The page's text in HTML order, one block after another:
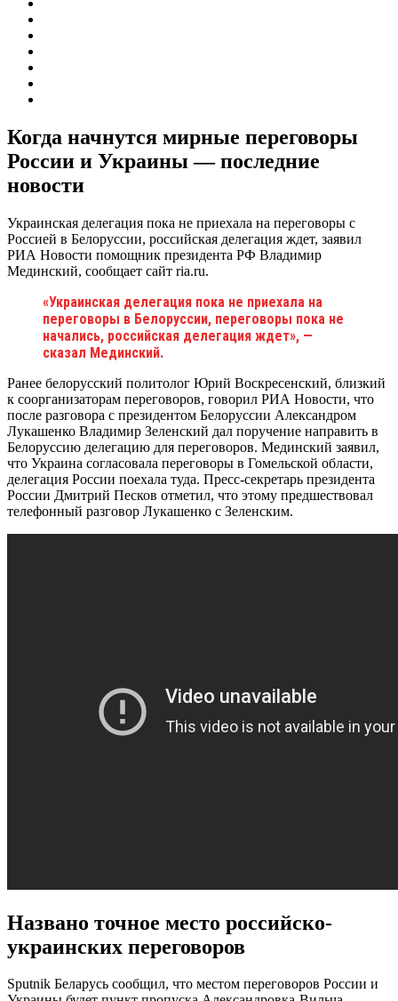
Когда начнутся мирные переговоры
России и Украины — последние
новости
Украинская делегация пока не приехала на переговоры с
Россией в Белоруссии, российская делегация ждет, заявил
РИА Новости помощник президента РФ Владимир
Мединский, сообщает сайт ria.ru.
«Украинская делегация пока не приехала на
переговоры в Белоруссии, переговоры пока не
начались, российская делегация ждет», —
сказал Мединский.
Ранее белорусский политолог Юрий Воскресенский, близкий
к соорганизаторам переговоров, говорил РИА Новости, что
после разговора с президентом Белоруссии Александром
Лукашенко Владимир Зеленский дал поручение направить в
Белоруссию делегацию для переговоров. Мединский заявил,
что Украина согласовала переговоры в Гомельской области,
делегация России поехала туда. Пресс-секретарь президента
России Дмитрий Песков отметил, что этому предшествовал
телефонный разговор Лукашенко с Зеленским.
Названо точное место российско-
украинских переговоров
Sputnik Беларусь сообщил, что местом переговоров России и